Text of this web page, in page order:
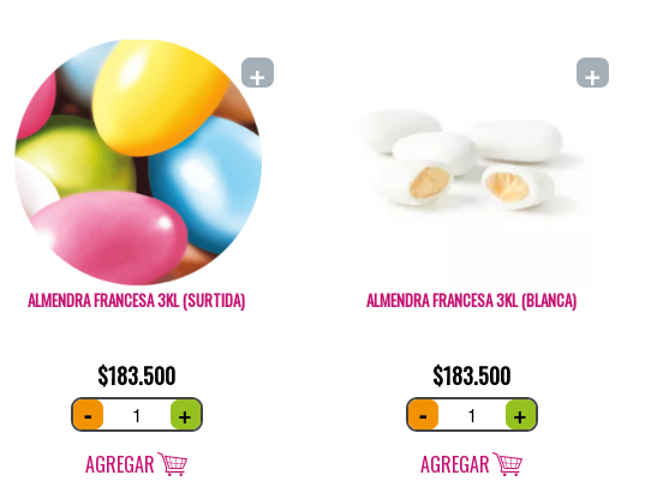
ALMENDRA FRANCESA 3KL (SURTIDA)
$183.500
- Almendra
Francesa
3kl
quantity
+
AGREGAR
+
ALMENDRA FRANCESA 3KL (BLANCA)
$183.500
- Almendra
Francesa
3kl
quantity
+
AGREGAR
+